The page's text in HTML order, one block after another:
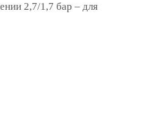
2,7/1,7 бар – для